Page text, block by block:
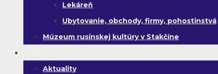
Lekáreň
Ubytovanie, obchody, firmy, pohostinstvá
Múzeum rusínskej kultúry v Stakčíne
Aktuality